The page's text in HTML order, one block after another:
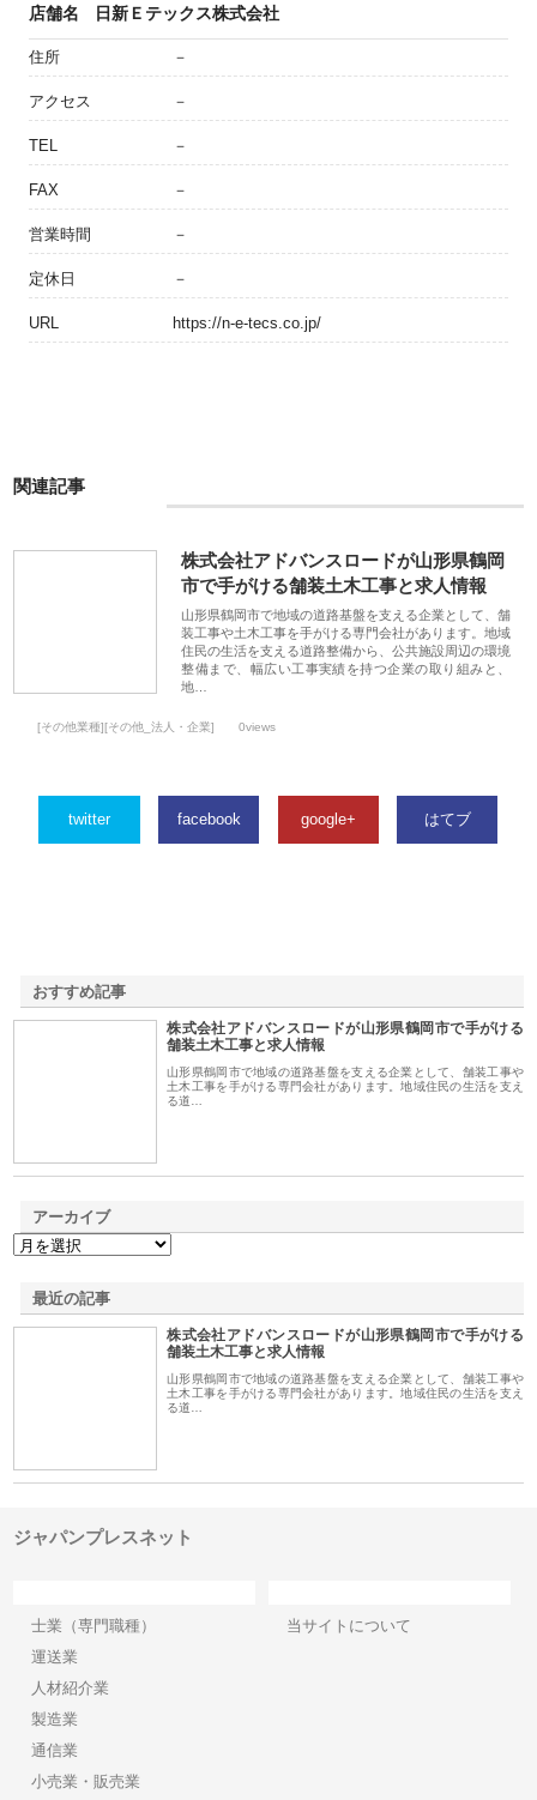
店舗名 日新Ｅテックス株式会社
住所 －
アクセス －
TEL －
FAX －
営業時間 －
定休日 －
URL https://n-e-tecs.co.jp/
関連記事
株式会社アドバンスロードが山形県鶴岡
市で手がける舗装土木工事と求人情報
山形県鶴岡市で地域の道路基盤を支える企業として、舗
装工事や土木工事を手がける専門会社があります。地域
住民の生活を支える道路整備から、公共施設周辺の環境
整備まで、幅広い工事実績を持つ企業の取り組みと、
地…
[その他業種][その他_法人・企業] 0views
twitter facebook google+ はてブ
おすすめ記事
株式会社アドバンスロードが山形県鶴岡市で手がける
舗装土木工事と求人情報
山形県鶴岡市で地域の道路基盤を支える企業として、舗装工事や
土木工事を手がける専門会社があります。地域住民の生活を支え
る道…
アーカイブ
最近の記事
株式会社アドバンスロードが山形県鶴岡市で手がける
舗装土木工事と求人情報
山形県鶴岡市で地域の道路基盤を支える企業として、舗装工事や
土木工事を手がける専門会社があります。地域住民の生活を支え
る道…
ジャパンプレスネット
士業（専門職種）
運送業
人材紹介業
製造業
通信業
小売業・販売業
当サイトについて